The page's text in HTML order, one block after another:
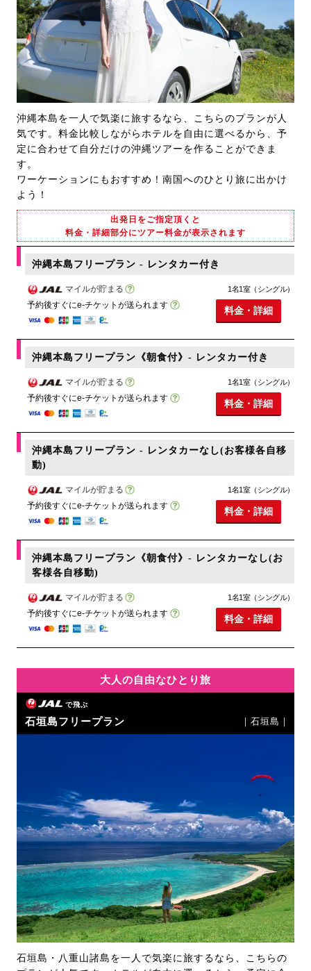
沖縄本島を一人で気楽に旅するなら、こちらのプランが人
気です。料金比較しながらホテルを自由に選べるから、予
定に合わせて自分だけの沖縄ツアーを作ることができま
す。
ワーケーションにもおすすめ！南国へのひとり旅に出かけ
よう！
出発日をご指定頂くと
料金・詳細部分にツアー料金が表示されます
沖縄本島フリープラン - レンタカー付き
マイルが貯まる
予約後すぐにe-チケットが送られます
1名1室（シングル）
料金・詳細
沖縄本島フリープラン《朝食付》- レンタカー付き
マイルが貯まる
予約後すぐにe-チケットが送られます
1名1室（シングル）
料金・詳細
沖縄本島フリープラン - レンタカーなし(お客様各自移
動)
マイルが貯まる
予約後すぐにe-チケットが送られます
1名1室（シングル）
料金・詳細
沖縄本島フリープラン《朝食付》- レンタカーなし(お
客様各自移動)
マイルが貯まる
予約後すぐにe-チケットが送られます
1名1室（シングル）
料金・詳細
大人の自由なひとり旅
で飛ぶ
石垣島フリープラン ｜石垣島｜
石垣島・八重山諸島を一人で気楽に旅するなら、こちらの